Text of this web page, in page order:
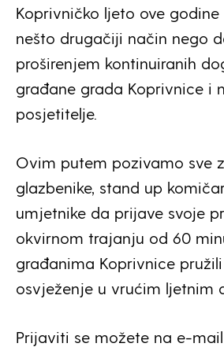
Koprivničko ljeto ove
nešto drugačiji način nego
proširenjem kontinuiranih
građane grada Koprivnice i
posjetitelje.
Ovim putem pozivamo sve
glazbenike, stand up
umjetnike da prijave svoje
okvirnom trajanju od 60
građanima Koprivnice
osvježenje u vrućim ljetnim
Prijaviti se možete na e-